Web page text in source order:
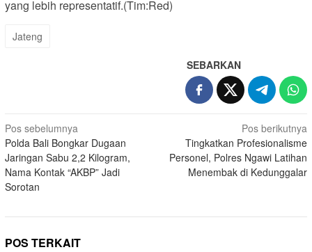
yang lebih representatif.(Tim:Red)
Jateng
SEBARKAN
Navigasi
pos
Pos sebelumnya
Polda Bali Bongkar Dugaan
Jaringan Sabu 2,2 Kilogram,
Nama Kontak “AKBP” Jadi
Sorotan
Pos berikutnya
Tingkatkan Profesionalisme
Personel, Polres Ngawi Latihan
Menembak di Kedunggalar
POS TERKAIT